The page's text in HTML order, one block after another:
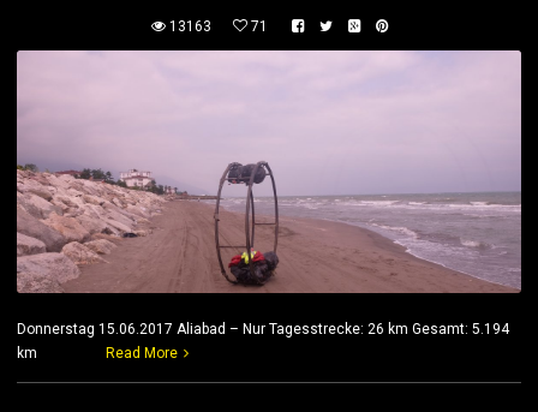
13163 71
Donnerstag 15.06.2017 Aliabad – Nur Tagesstrecke: 26 km Gesamt: 5.194
km Read More